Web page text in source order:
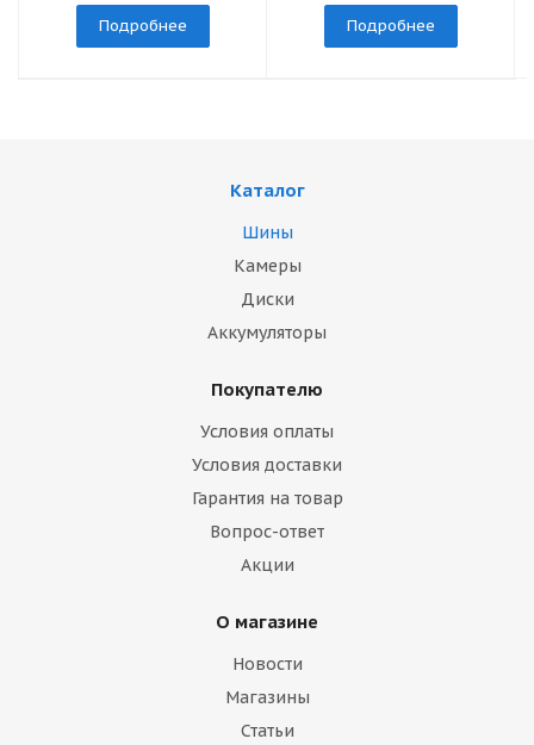
Подробнее Подробнее
Каталог
Шины
Камеры
Диски
Аккумуляторы
Покупателю
Условия оплаты
Условия доставки
Гарантия на товар
Вопрос-ответ
Акции
О магазине
Новости
Магазины
Статьи